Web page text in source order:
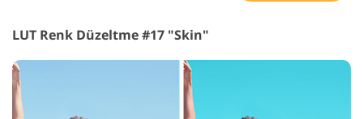
LUT Renk Düzeltme #17 "Skin"